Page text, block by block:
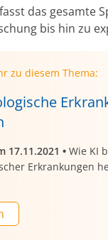
das gesamte
bis hin zu
zu diesem Thema:
17.11.2021 • Wie KI
Erkrankungen